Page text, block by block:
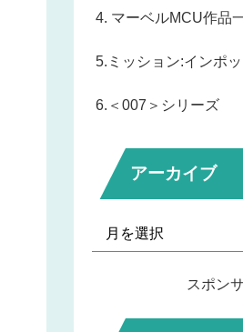
4. マーベルMCU作品
5.ミッション:インポ
6.＜007＞シリーズ
アーカイブ
スポン